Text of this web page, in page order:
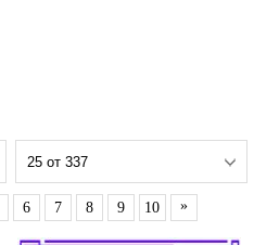
6 7 8 9 10 »